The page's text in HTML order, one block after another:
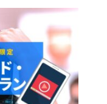
商品には複数のバリ
ションは商品ページ
詳細